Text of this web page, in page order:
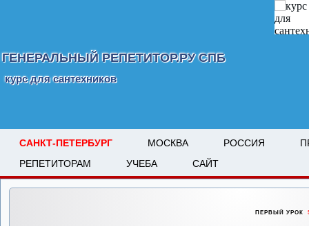
ГЕНЕРАЛЬНЫЙ РЕПЕТИТОР.РУ СПБ
курс для сантехников
САНКТ-ПЕТЕРБУРГ МОСКВА РОССИЯ
РЕПЕТИТОРАМ
УЧЕБА САЙТ
ПЕРВЫЙ УРОК